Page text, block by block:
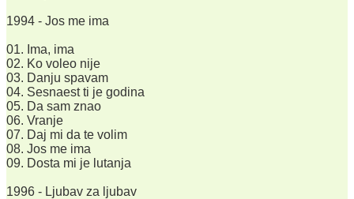
1994 - Jos me ima
01. Ima, ima
02. Ko voleo nije
03. Danju spavam
04. Sesnaest ti je godina
05. Da sam znao
06. Vranje
07. Daj mi da te volim
08. Jos me ima
09. Dosta mi je lutanja
1996 - Ljubav za ljubav